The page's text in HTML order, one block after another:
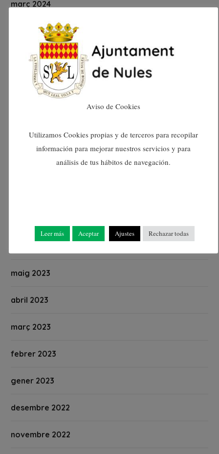
març 2024
febrer 2024
gener 2024
desembre 2023
octubre 2023
setembre 2023
maig 2023
abril 2023
març 2023
febrer 2023
gener 2023
desembre 2022
novembre 2022
Aviso de Cookies
Utilizamos Cookies propias y de terceros para recopilar
información para mejorar nuestros servicios y para
análisis de tus hábitos de navegación.
Leer más Aceptar Ajustes Rechazar todas